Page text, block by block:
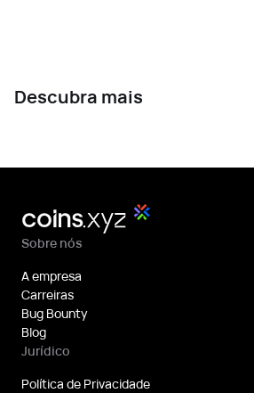
Descubra mais
Sobre nós
A empresa
Carreiras
Bug Bounty
Blog
Jurídico
Política de Privacidade